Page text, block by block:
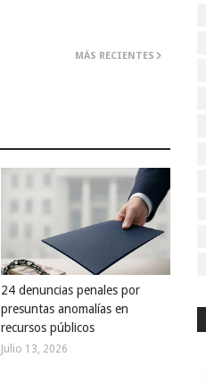
MÁS RECIENTES
24 denuncias penales por
presuntas anomalías en
recursos públicos
Julio 13, 2026